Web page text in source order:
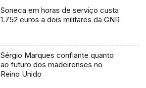
Soneca em horas de serviço custa
1.752 euros a dois militares da GNR
Sérgio Marques confiante quanto
ao futuro dos madeirenses no
Reino Unido